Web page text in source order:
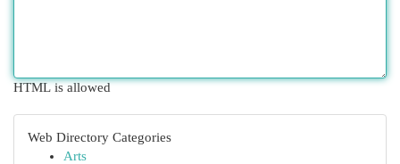
HTML is allowed
Web Directory Categories
Arts